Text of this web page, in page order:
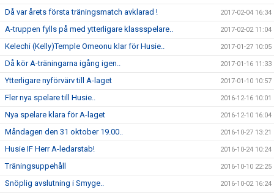
Då var årets första träningsmatch avklarad ! 2017-02-04 16:34
A-truppen fylls på med ytterligare klassspelare.. 2017-02-02 11:04
Kelechi (Kelly)Temple Omeonu klar för Husie.. 2017-01-27 10:05
Då kör A-träningarna igång igen.. 2017-01-16 11:33
Ytterligare nyförvärv till A-laget 2017-01-10 10:57
Fler nya spelare till Husie.. 2016-12-16 10:01
Nya spelare klara för A-laget 2016-12-10 16:04
Måndagen den 31 oktober 19.00.. 2016-10-27 13:21
Husie IF Herr A-ledarstab! 2016-10-24 10:24
Träningsuppehåll 2016-10-10 22:25
Snöplig avslutning i Smyge.. 2016-10-02 16:24